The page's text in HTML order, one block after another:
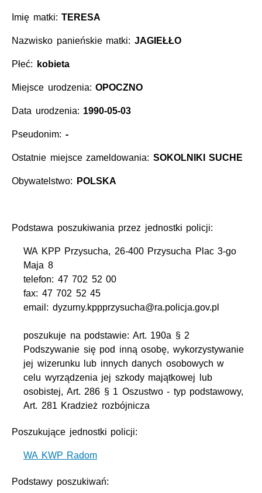
Imię matki:TERESA
Nazwisko panieńskie matki: JAGIEŁŁO
Płeć: kobieta
Miejsce urodzenia:OPOCZNO
Data urodzenia: 1990-05-03
Pseudonim: -
Ostatnie miejsce zameldowania: SOKOLNIKI SUCHE
Obywatelstwo: POLSKA
Podstawa poszukiwania przez jednostki policji:
WA KPP Przysucha, 26-400 Przysucha Plac 3-go
Maja 8
telefon: 47 702 52 00
fax: 47 702 52 45
email: dyzurny.kppprzysucha@ra.policja.gov.pl
poszukuje na podstawie: Art. 190a § 2
Podszywanie się pod inną osobę, wykorzystywanie
jej wizerunku lub innych danych osobowych w
celu wyrządzenia jej szkody majątkowej lub
osobistej, Art. 286 § 1 Oszustwo - typ podstawowy,
Art. 281 Kradzież rozbójnicza
Poszukujące jednostki policji:
WA KWP Radom
Podstawy poszukiwań: